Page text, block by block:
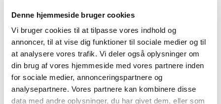
Denne hjemmeside bruger cookies
Vi bruger cookies til at tilpasse vores indhold og
annoncer, til at vise dig funktioner til sociale medier og til
at analysere vores trafik. Vi deler også oplysninger om
din brug af vores hjemmeside med vores partnere inden
for sociale medier, annonceringspartnere og
analysepartnere. Vores partnere kan kombinere disse
data med andre oplysninger, du har givet dem, eller som
tilskud
| 26. marts 2026|
Buccolam 2,5 mg får generelt klausuleret tilskud til
behandling af langvarige, akutte konvulsive anfald hos…
Høringssvar om tilskudsstatus for lægemidler
mod allergi